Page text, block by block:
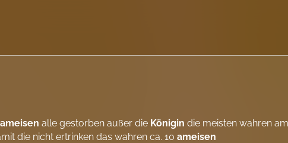
ameisen alle gestorben außer die Königin die meisten wahren
die nicht ertrinken das wahren ca. 10ameisen